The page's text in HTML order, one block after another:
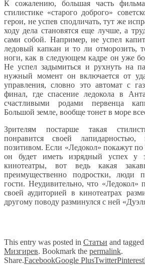
К сожалению, большая часть
стилистике «старого доброго»
герои, не успев сподличать, тут же
ходу дела становятся еще лучше, а
сами собой. Например, не успел
ледовый капкан и то ли отморозить,
ноги, как в следующем кадре он уже
Не успел задымиться и рухнуть на
нужный момент он включается от
управления, словно это автомат с
финал, где спасение ледокола в
счастливыми родами первенца
Большой земле, вообще тонет в море
Зрителям постарше такая
понравится своей лапидарностью,
позитивом. Если «Ледокол» покажут
он будет иметь изрядный успех у
кинотеатры, вот ведь какая
преимущественно подростки, люди
гости. Неудивительно, что «Ледокол»
своей аудиторией в кинотеатрах
другому поводу разминулся с ней
This entry was posted in Статьи and tagged
Мизгирев. Bookmark the permalink.
Share.FacebookGoogle PlusTwitterPinterest